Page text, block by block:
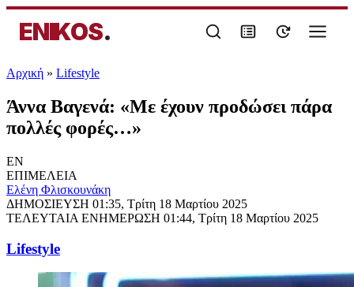
ENIKOS.
Αρχική » Lifestyle
Άννα Βαγενά: «Με έχουν προδώσει πάρα
πολλές φορές…»
EN
ΕΠΙΜΕΛΕΙΑ
Ελένη Φλισκουνάκη
ΔΗΜΟΣΙΕΥΣΗ 01:35, Τρίτη 18 Μαρτίου 2025
ΤΕΛΕΥΤΑΙΑ ΕΝΗΜΕΡΩΣΗ 01:44, Τρίτη 18 Μαρτίου 2025
Lifestyle